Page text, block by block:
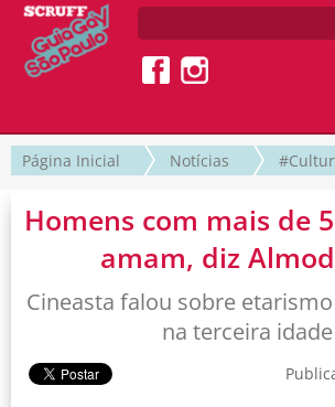
Página Inicial Notícias
Homens com mais de
amam, diz
Cineasta falou sobre
na terceira idade